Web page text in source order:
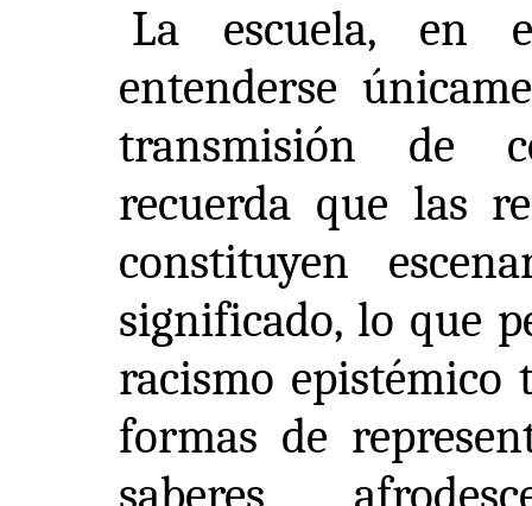
La escuela, en
entenderse
transmisión de
recuerda que las
constituyen
significado, lo que
racismo epistémico
formas de
saberes